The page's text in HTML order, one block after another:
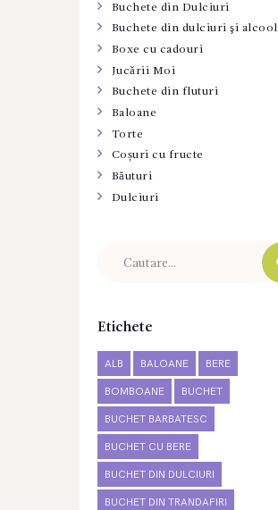
Buchete din Dulciuri
Buchete din dulciuri şi alcool
Boxe cu cadouri
Jucării Moi
Buchete din fluturi
Baloane
Torte
Coșuri cu fructe
Băuturi
Dulciuri
Etichete
ALB BALOANE BERE
BOMBOANE BUCHET
BUCHET BARBATESC
BUCHET CU BERE
BUCHET DIN DULCIURI
BUCHET DIN TRANDAFIRI